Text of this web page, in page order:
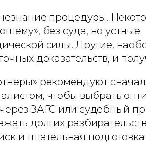
процедуры.
без суда, но устные
силы. Другие,
доказательств, и
рекомендуют
чтобы выбрать
ЗАГС или судебный
долгих
и тщательная